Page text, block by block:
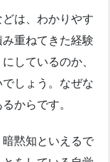
は、わかりやす
重ねてきた経験
しているのか、
しょう。なぜな
からです。
黙知といえるで